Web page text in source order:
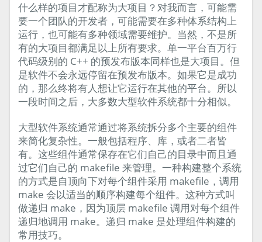
什么样的项目才配称为大项目？对我而言，可能需
要一个团队的开发者，可能需要在多种体系结构上
运行，也可能有多种领域需要维护。当然，不是所
有的大项目都满足以上所有要求。单一平台百万行
代码级别的 C++ 的预发布版本同样也是大项目。但
是软件不会永远停留在预发布版本。如果它是成功
的，那么终将有人想让它运行在其他的平台。所以
一段时间之后，大多数大型软件系统都十分相似。
大型软件系统通常通过将系统拆分多个主要的组件
来简化复杂性。一般包括程序、库，或者二者皆
有。这些组件通常保存在它们自己的目录中而且通
过它们自己的 makefile 来管理。一种构建整个系统
的方式是自顶向下对每个组件采用 makefile，调用
make 会以适当的顺序构建每个组件。这种方式叫
做递归 make，因为顶层 makefile 调用对每个组件
递归地调用 make。递归 make 是处理组件构建的
常用技巧。